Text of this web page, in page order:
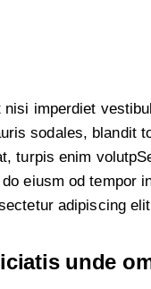
nisi imperdiet
sodales, blandit
turpis enim
eiusm od tempor
adipiscing
unde